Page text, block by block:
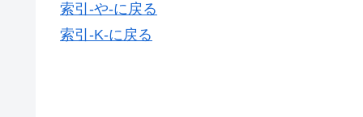
索引-や-に戻る
索引-K-に戻る